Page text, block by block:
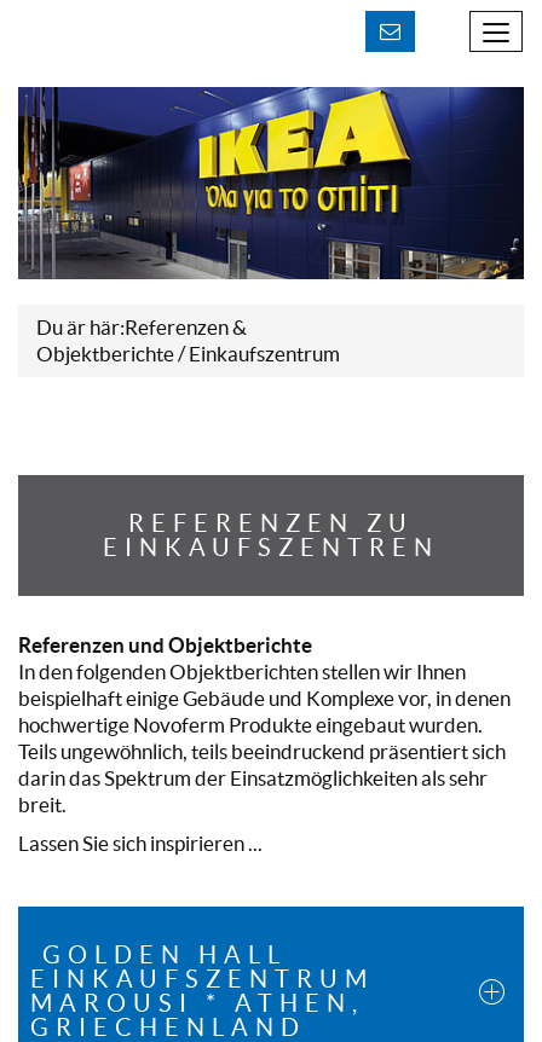
Du är här:Referenzen &
Objektberichte / Einkaufszentrum
REFERENZEN ZU
EINKAUFSZENTREN
Referenzen und Objektberichte
In den folgenden Objektberichten stellen wir Ihnen
beispielhaft einige Gebäude und Komplexe vor, in denen
hochwertige Novoferm Produkte eingebaut wurden.
Teils ungewöhnlich, teils beeindruckend präsentiert sich
darin das Spektrum der Einsatzmöglichkeiten als sehr
breit.
Lassen Sie sich inspirieren ...
GOLDEN HALL
EINKAUFSZENTRUM
MAROUSI * ATHEN,
GRIECHENLAND